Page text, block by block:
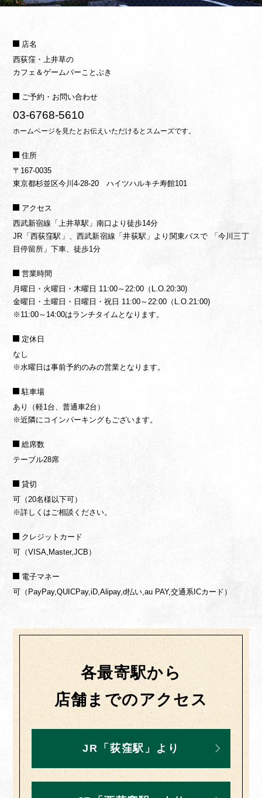
店名
西荻窪・上井草の
カフェ＆ゲームバーことぶき
ご予約 ・ お問い合わせ
03-6768-5610
ホームページを見たとお伝えいただけるとスムーズです。
住所
〒167-0035
東京都杉並区今川4-28-20 ハイツハルキチ寿館101
アクセス
西武新宿線「上井草駅」南口より徒歩14分
JR「西荻窪駅」、西武新宿線「井荻駅」より関東バスで 「今川三丁
目停留所」下車、徒歩1分
営業時間
月曜日・火曜日・木曜日 11:00～22:00（L.O.20:30)
金曜日・土曜日・日曜日・祝日 11:00～22:00（L.O.21:00)
※11:00～14:00はランチタイムとなります。
定休日
なし
※水曜日は事前予約のみの営業となります。
駐車場
あり（軽1台、普通車2台）
※近隣にコインパーキングもございます。
総席数
テーブル28席
貸切
可（20名様以下可）
※詳しくはご相談ください。
クレジットカード
可（VISA,Master,JCB）
電子マネー
可（PayPay,QUICPay,iD,Alipay,d払い,au PAY,交通系ICカード）
各最寄駅から
店舗までのアクセス
JR「荻窪駅」より